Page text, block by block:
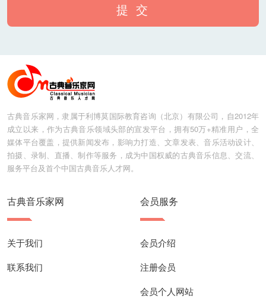
提 交
古典音乐家网，隶属于利博莫国际教育咨询（北京）有限公司，自2012年
成立以来，作为古典音乐领域头部的宣发平台，拥有50万+精准用户，全
媒体平台覆盖，提供新闻发布，影响力打造、文章发表、音乐活动设计、
拍摄、录制、直播、制作等服务，成为中国权威的古典音乐信息、交流、
服务平台及首个中国古典音乐人才网。
古典音乐家网
关于我们
联系我们
会员服务
会员介绍
注册会员
会员个人网站